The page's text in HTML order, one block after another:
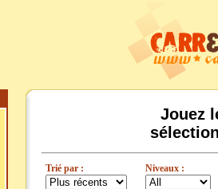
Jouez
Trié par : Niveaux :